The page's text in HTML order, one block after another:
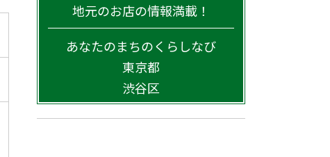
地元のお店の情報満載！
あなたのまちのくらしなび
東京都
渋谷区